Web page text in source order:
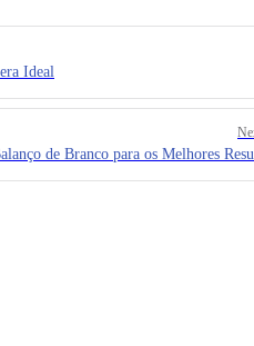
Ideal
de Branco para os Melhores